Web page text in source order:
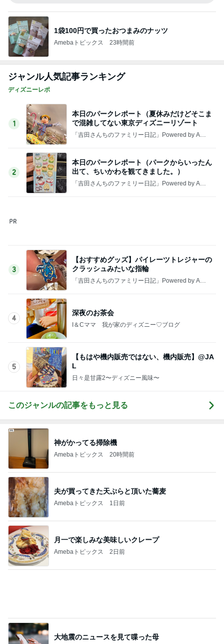
1袋100円で買ったおつまみのナッツ
Amebaトピックス 23時間前
ジャンル人気記事ランキング
ディズニーレポ
1
本日のパークレポート（夏休みだけどそこま
で混雑してない東京ディズニーリゾート
「吉田さんちのファミリー日記」Powered by Ame
2
本日のパークレポート（パークからいったん
出て、ちいかわを観てきました。）
「吉田さんちのファミリー日記」Powered by Ame
3
【おすすめグッズ】パイレーツトレジャーの
クラッシュみたいな指輪
「吉田さんちのファミリー日記」Powered by Ame
4
深夜のお茶会
I＆Cママ 我が家のディズニー♡ブログ
5
【もはや機内販売ではない、機内販売】@JA
L
日々是甘露2〜ディズニー風味〜
このジャンルの記事をもっと見る
神がかってる掃除機
Amebaトピックス 20時間前
夫が買ってきた天ぷらと頂いた蕎麦
Amebaトピックス 1日前
月一で楽しみな美味しいクレープ
Amebaトピックス 2日前
大地震のニュースを見て喋った母